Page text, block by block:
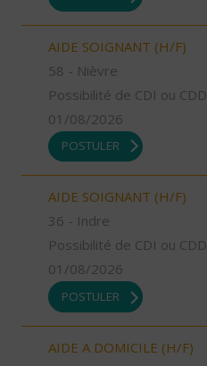
AIDE SOIGNANT (H/F)
58 - Nièvre
Possibilité de CDI ou CDD
01/08/2026
POSTULER
AIDE SOIGNANT (H/F)
36 - Indre
Possibilité de CDI ou CDD
01/08/2026
POSTULER
AIDE A DOMICILE (H/F)